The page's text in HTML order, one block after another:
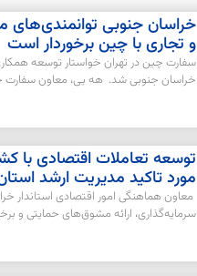
خراسان جنوبی توانمندی‌های
و تجاری با چین برخوردار است
سفارت چین در تهران خواستار توسعه
خراسان جنوبی شد. هه یی، معاون سفارت
توسعه تعاملات اقتصادی با
مورد تاکید مدیریت ارشد
معاون هماهنگی امور اقتصادی استاندار
سرمایه‌گذاری، ارائه مشوق‌های حمایتی و